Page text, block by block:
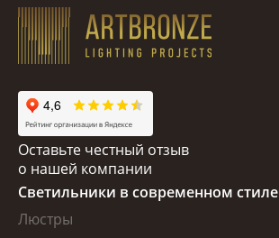
Оставьте честный отзыв
о нашей компании
Светильники в современном стиле
Люстры